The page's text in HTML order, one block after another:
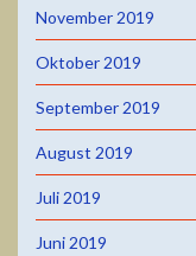
November 2019
Oktober 2019
September 2019
August 2019
Juli 2019
Juni 2019